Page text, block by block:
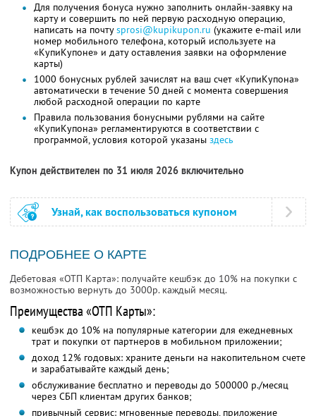
Для получения бонуса нужно заполнить онлайн-заявку на
карту и совершить по ней первую расходную операцию,
написать на почтуsprosi@kupikupon.ru (укажите e-mail или
номер мобильного телефона, который используете на
«КупиКупоне» и дату оставления заявки на оформление
карты)
1000 бонусных рублей зачислят на ваш счет «КупиКупона»
автоматически в течение 50 дней с момента совершения
любой расходной операции по карте
Правила пользования бонусными рублями на сайте
«КупиКупона» регламентируются в соответствии с
программой, условия которой указаны здесь
Купон действителен по 31 июля 2026 включительно
Узнай, как воспользоваться купоном
ПОДРОБНЕЕ О КАРТЕ
Дебетовая «ОТП Карта»: получайте кешбэк до 10% на покупки с
возможностью вернуть до 3000р. каждый месяц.
Преимущества «ОТП Карты»:
кешбэк до 10% на популярные категории для ежедневных
трат и покупки от партнеров в мобильном приложении;
доход 12% годовых: храните деньги на накопительном счете
и зарабатывайте каждый день;
обслуживание бесплатно и переводы до 500000 р./месяц
через СБП клиентам других банков;
привычный сервис: мгновенные переводы, приложение